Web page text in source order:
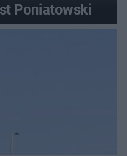
Poniatowski